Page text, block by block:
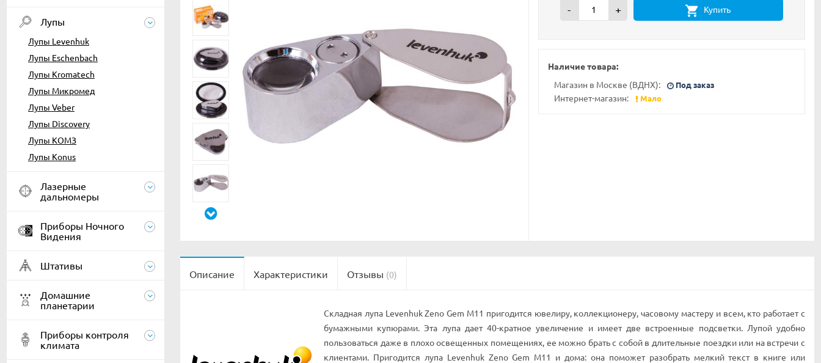
Лупы
Лупы Levenhuk
Лупы Eschenbach
Лупы Kromatech
Лупы Микромед
Лупы Veber
Лупы Discovery
Лупы КОМЗ
Лупы Konus
Лазерные
дальномеры
Приборы Ночного
Видения
Штативы
Домашние
планетарии
Приборы контроля
климата
- + Купить
Наличие товара:
Магазин в Москве (ВДНХ):
Под заказ
Интернет-магазин: Мало
Описание Характеристики Отзывы (0)
Складная лупа Levenhuk Zeno Gem M11 пригодится ювелиру, коллекционеру, часовому мастеру и всем, кто работает с
бумажными купюрами. Эта лупа дает 40-кратное увеличение и имеет две встроенные подсветки. Лупой удобно
пользоваться даже в плохо освещенных помещениях, ее можно брать с собой в длительные поездки или на встречи с
клиентами. Пригодится лупа Levenhuk Zeno Gem M11 и дома: она поможет разобрать мелкий текст в книге или